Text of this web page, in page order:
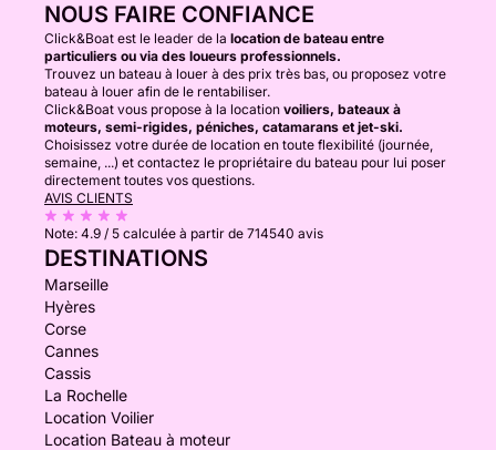
NOUS FAIRE CONFIANCE
Click&Boat est le leader de la location de bateau entre
particuliers ou via des loueurs professionnels.
Trouvez un bateau à louer à des prix très bas, ou proposez votre
bateau à louer afin de le rentabiliser.
Click&Boat vous propose à la location voiliers, bateaux à
moteurs, semi-rigides, péniches, catamarans et jet-ski.
Choisissez votre durée de location en toute flexibilité (journée,
semaine, ...) et contactez le propriétaire du bateau pour lui poser
directement toutes vos questions.
AVIS CLIENTS
Note: 4.9 / 5 calculée à partir de 714540 avis
DESTINATIONS
Marseille
Hyères
Corse
Cannes
Cassis
La Rochelle
Location Voilier
Location Bateau à moteur